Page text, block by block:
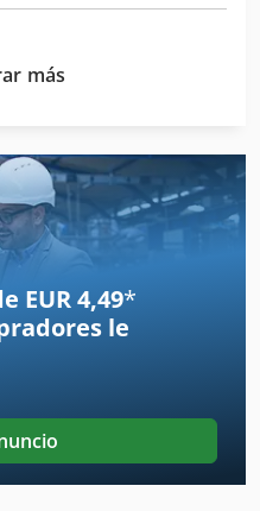
más
EUR 4,49*
le